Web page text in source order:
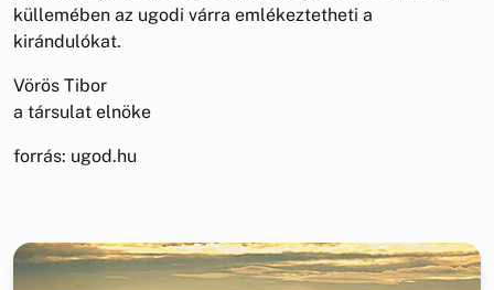
küllemében az ugodi várra emlékeztetheti a
kirándulókat.
Vörös Tibor
a társulat elnöke
forrás: ugod.hu